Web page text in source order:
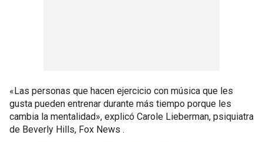
«Las personas que hacen ejercicio con música que les
gusta pueden entrenar durante más tiempo porque les
cambia la mentalidad», explicó Carole Lieberman, psiquiatra
de Beverly Hills, Fox News .